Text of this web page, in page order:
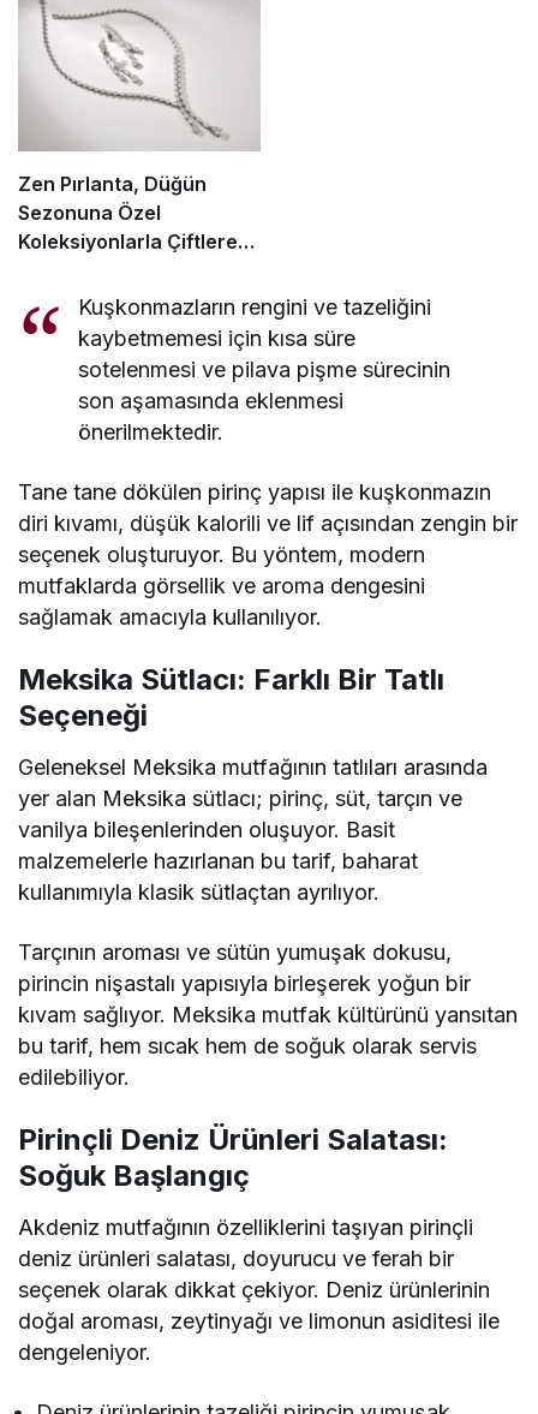
Zen Pırlanta, Düğün
Sezonuna Özel
Koleksiyonlarla Çiftlere
Kuşkonmazların rengini ve tazeliğini
kaybetmemesi için kısa süre
sotelenmesi ve pilava pişme sürecinin
son aşamasında eklenmesi
önerilmektedir.
Tane tane dökülen pirinç yapısı ile kuşkonmazın
diri kıvamı, düşük kalorili ve lif açısından zengin bir
seçenek oluşturuyor. Bu yöntem, modern
mutfaklarda görsellik ve aroma dengesini
sağlamak amacıyla kullanılıyor.
Meksika Sütlacı: Farklı Bir Tatlı
Seçeneği
Geleneksel Meksika mutfağının tatlıları arasında
yer alan Meksika sütlacı; pirinç, süt, tarçın ve
vanilya bileşenlerinden oluşuyor. Basit
malzemelerle hazırlanan bu tarif, baharat
kullanımıyla klasik sütlaçtan ayrılıyor.
Tarçının aroması ve sütün yumuşak dokusu,
pirincin nişastalı yapısıyla birleşerek yoğun bir
kıvam sağlıyor. Meksika mutfak kültürünü yansıtan
bu tarif, hem sıcak hem de soğuk olarak servis
edilebiliyor.
Pirinçli Deniz Ürünleri Salatası:
Soğuk Başlangıç
Akdeniz mutfağının özelliklerini taşıyan pirinçli
deniz ürünleri salatası, doyurucu ve ferah bir
seçenek olarak dikkat çekiyor. Deniz ürünlerinin
doğal aroması, zeytinyağı ve limonun asiditesi ile
dengeleniyor.